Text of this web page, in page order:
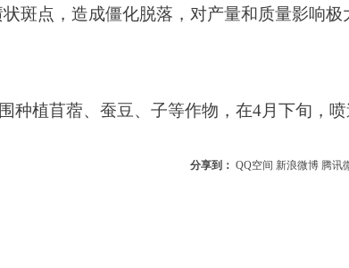
斑点，造成僵化脱落，对产量和质量影响极
植苜蓿、蚕豆、子等作物，在4月下旬，喷
分享到： QQ空间 新浪微博 腾讯